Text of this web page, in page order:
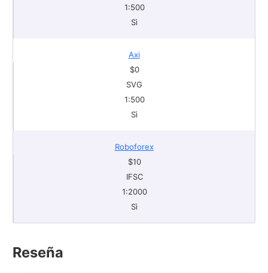
1:500
Sì
Axi
$0
SVG
1:500
Sì
Roboforex
$10
IFSC
1:2000
Sì
Reseña